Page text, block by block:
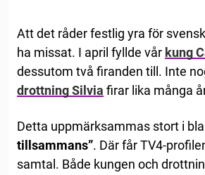
Att det råder festlig yra för
ha missat. I april fyllde vår kung
dessutom två firanden till. Inte
drottning Silvia firar lika många
Detta uppmärksammas stort i
tillsammans”. Där får TV4-
samtal. Både kungen och